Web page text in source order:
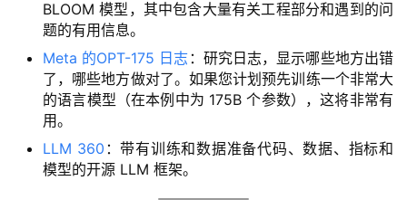
BLOOM 模型，其中包含大量有关工程部分和遇到的问
题的有用信息。
Meta 的OPT-175 日志 ：研究日志，显示哪些地方出错
了，哪些地方做对了。如果您计划预先训练一个非常大
的语言模型（在本例中为 175B 个参数），这将非常有
用。
LLM 360 ：带有训练和数据准备代码、数据、指标和
模型的开源 LLM 框架。